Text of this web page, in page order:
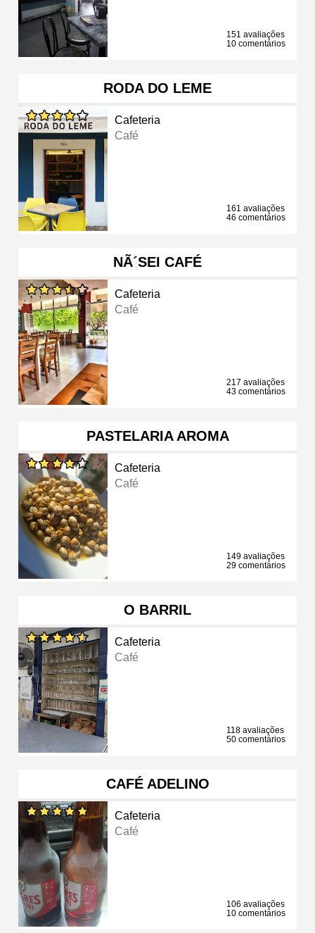
151 avaliações
10 comentários
RODA DO LEME
Cafeteria
Café
161 avaliações
46 comentários
NÃ´SEI CAFÉ
Cafeteria
Café
217 avaliações
43 comentários
PASTELARIA AROMA
Cafeteria
Café
149 avaliações
29 comentários
O BARRIL
Cafeteria
Café
118 avaliações
50 comentários
CAFÉ ADELINO
Cafeteria
Café
106 avaliações
10 comentários